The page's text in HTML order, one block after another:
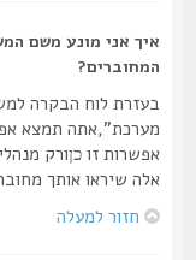
איך אני מונע משם
המחוברים?
בעזרת לוח הבקרה
מערכת”,אתה תמצא
אפשרות זוכןורק מנהלי
אלה שיראו אותך מחובר.
חזור למעלה